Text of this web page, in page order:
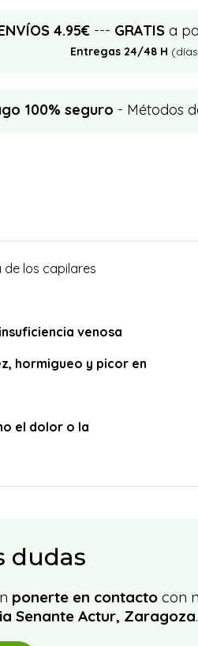
4.95€ --- GRATISa
Entregas 24/48 H
100% seguro - Métodos
de los capilares
venosa
hormigueo y picor en
el dolor o la
dudas
ponerte en contactocon
Senante Actur, Zaragoza.